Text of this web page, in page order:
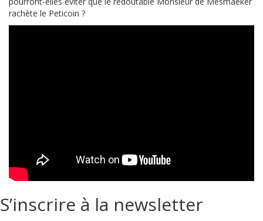
rachète le Peticoin ?
S’inscrire à la newsletter